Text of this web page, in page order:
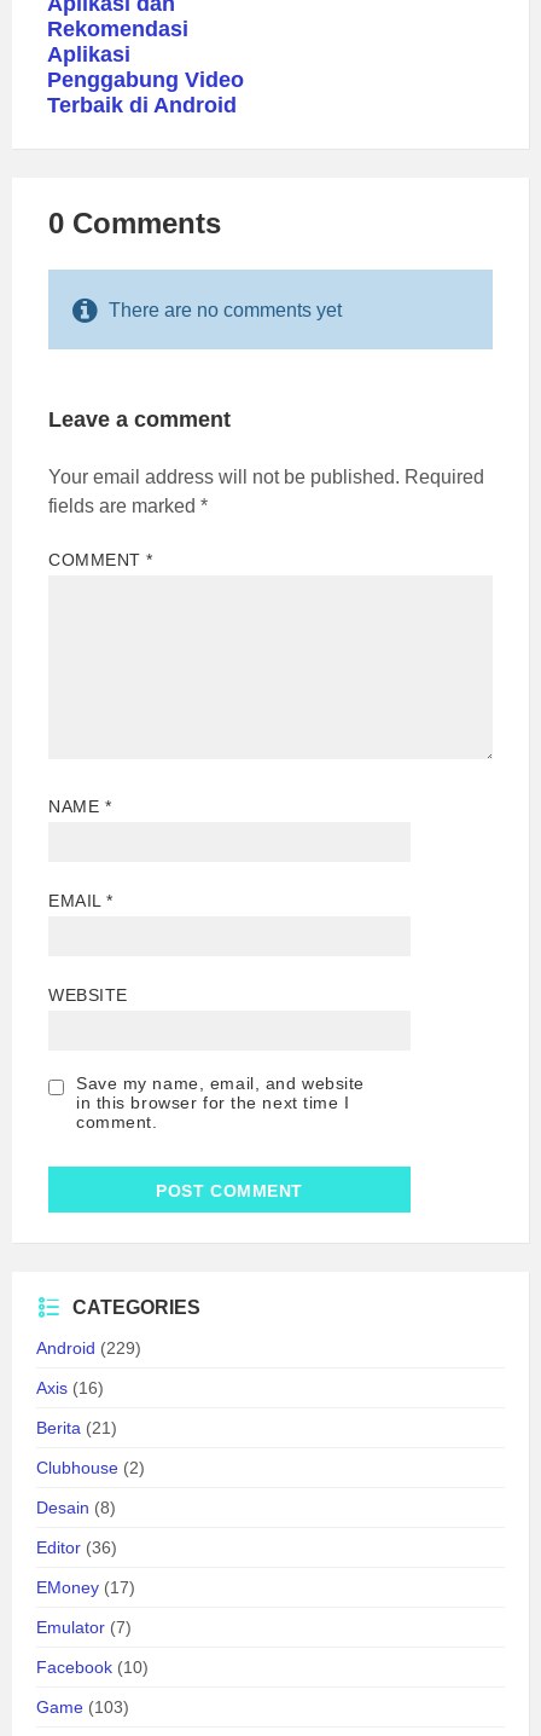
Rekomendasi
Aplikasi
Penggabung Video
Terbaik di Android
0 Comments
There are no comments yet
Leave a comment
Your email address will not be published. Required
fields are marked *
COMMENT*
NAME *
EMAIL*
WEBSITE
Save my name, email, and website
in this browser for the next time I
comment.
CATEGORIES
Android (229)
Axis (16)
Berita (21)
Clubhouse (2)
Desain (8)
Editor (36)
EMoney (17)
Emulator (7)
Facebook (10)
Game (103)